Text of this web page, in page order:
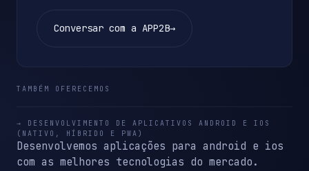
Conversar com a APP2B→
TAMBÉM OFERECEMOS
→ DESENVOLVIMENTO DE APLICATIVOS ANDROID E IOS
(NATIVO, HÍBRIDO E PWA)
Desenvolvemos aplicações para android e ios
com as melhores tecnologias do mercado.